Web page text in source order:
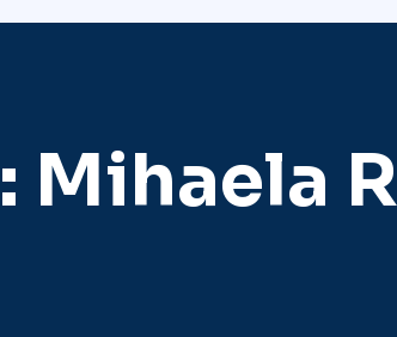
Mihaela